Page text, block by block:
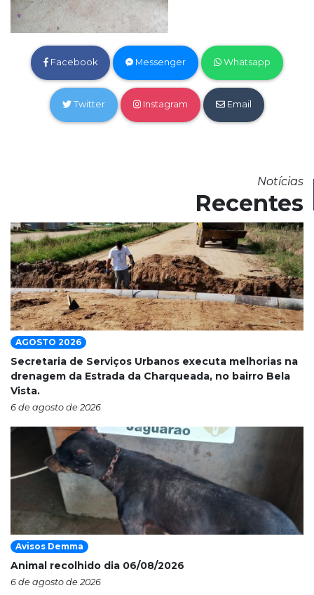
Facebook Messenger Whatsapp
Twitter Instagram Email
Notícias
Recentes
AGOSTO 2026
Secretaria de Serviços Urbanos executa melhorias na
drenagem da Estrada da Charqueada, no bairro Bela
Vista.
6 de agosto de 2026
Avisos Demma
Animal recolhido dia 06/08/2026
6 de agosto de 2026